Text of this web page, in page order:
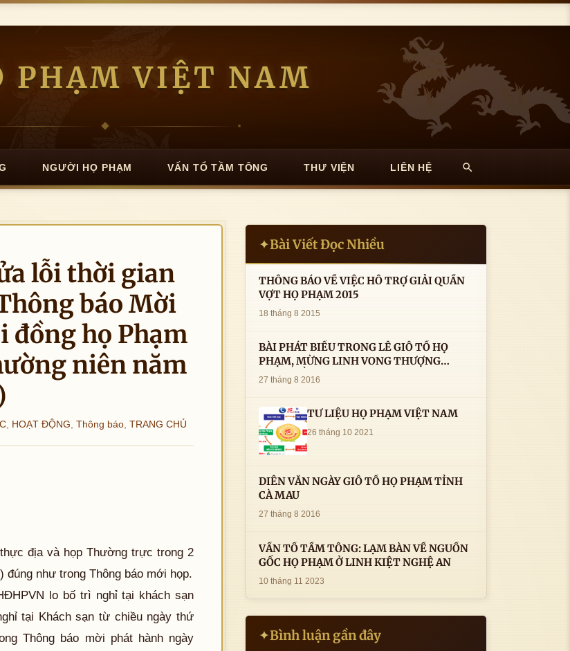
PHẠM VIỆT NAM
NGƯỜI HỌ PHẠM VẤN TỔ TẦM TÔNG THƯ VIỆN LIÊN HỆ
lỗi thời gian
báo Mời
đồng họ Phạm
niên năm
, HOẠT ĐỘNG Thông báo, TRANG CHỦ
địa và họp Thường trực trong 2
đúng như trong Thông báo mới họp.
lo bố trì nghỉ tại khách sạn
tại Khách sạn từ chiều ngày thứ
Thông báo mời phát hành ngày
✦Bài Viết Đọc Nhiều
THÔNG BÁO VỀ VIỆC HỖ TRỢ GIẢI QUẦN
VỢT HỌ PHẠM 2015
18 tháng 8 2015
BÀI PHÁT BIỂU TRONG LÊ GIỖ TỔ HỌ
PHẠM, MỪNG LINH VONG THƯỢNG
THỦY TỔ HỌ PHẠM AN VỊ TAI CÀ MAU- (
27 tháng 8 2016
TƯ LIỆU HỌ PHẠM VIỆT NAM
26 tháng 10 2021
DIỄN VĂN NGÀY GIỖ TỔ HỌ PHẠM TỈNH
CÀ MAU
27 tháng 8 2016
VẤN TỔ TẦM TÔNG: LẠM BÀN VỀ NGUỒN
GỐC HỌ PHẠM Ở LINH KIỆT NGHỆ AN
10 tháng 11 2023
✦Bình luận gần đây